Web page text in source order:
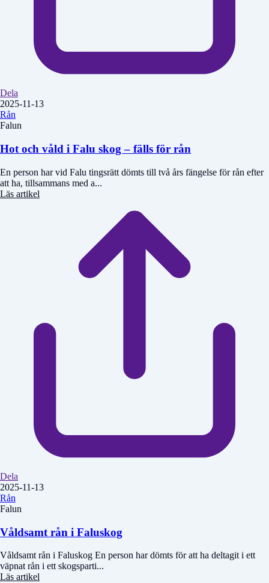
Dela
2025-11-13
Rån
Falun
Hot och våld i Falu skog – fälls för rån
En person har vid Falu tingsrätt dömts till två års fängelse för rån efter
att ha, tillsammans med a...
Läs artikel
Dela
2025-11-13
Rån
Falun
Våldsamt rån i Faluskog
Våldsamt rån i Faluskog En person har dömts för att ha deltagit i ett
väpnat rån i ett skogsparti...
Läs artikel